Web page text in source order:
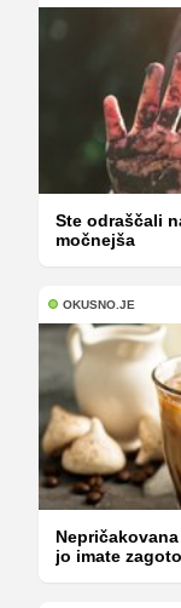
Ste odraščali
močnejša
OKUSNO.JE
jo imate